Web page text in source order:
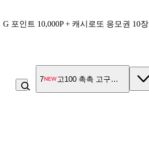
G 포인트 10,000P + 캐시로또 응모권 10장
7 고100 촉촉 고구마 스틱